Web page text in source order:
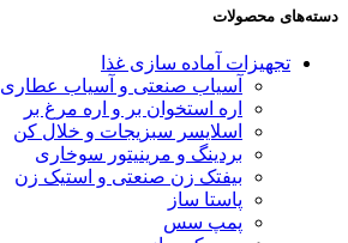
دسته‌های محصولات
تجهیزات آماده سازی غذا
آسیاب صنعتی و آسیاب عطاری
اره استخوان بر و اره مرغ بر
اسلایسر سبزیجات و خلال کن
بردینگ و مرینیتور سوخاری
بیفتک زن صنعتی و استیک زن
پاستا ساز
پمپ سس